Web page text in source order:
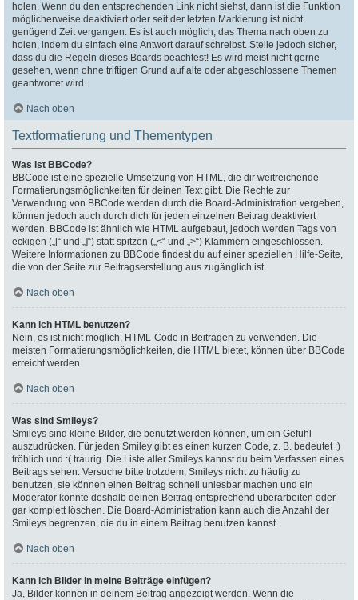
holen. Wenn du den entsprechenden Link nicht siehst, dann ist die Funktion
möglicherweise deaktiviert oder seit der letzten Markierung ist nicht
genügend Zeit vergangen. Es ist auch möglich, das Thema nach oben zu
holen, indem du einfach eine Antwort darauf schreibst. Stelle jedoch sicher,
dass du die Regeln dieses Boards beachtest! Es wird meist nicht gerne
gesehen, wenn ohne triftigen Grund auf alte oder abgeschlossene Themen
geantwortet wird.
Nach oben
Textformatierung und Thementypen
Was ist BBCode?
BBCode ist eine spezielle Umsetzung von HTML, die dir weitreichende
Formatierungsmöglichkeiten für deinen Text gibt. Die Rechte zur
Verwendung von BBCode werden durch die Board-Administration vergeben,
können jedoch auch durch dich für jeden einzelnen Beitrag deaktiviert
werden. BBCode ist ähnlich wie HTML aufgebaut, jedoch werden Tags von
eckigen („[“ und „]“) statt spitzen („<“ und „>“) Klammern eingeschlossen.
Weitere Informationen zu BBCode findest du auf einer speziellen Hilfe-Seite,
die von der Seite zur Beitragserstellung aus zugänglich ist.
Nach oben
Kann ich HTML benutzen?
Nein, es ist nicht möglich, HTML-Code in Beiträgen zu verwenden. Die
meisten Formatierungsmöglichkeiten, die HTML bietet, können über BBCode
erreicht werden.
Nach oben
Was sind Smileys?
Smileys sind kleine Bilder, die benutzt werden können, um ein Gefühl
auszudrücken. Für jeden Smiley gibt es einen kurzen Code, z. B. bedeutet :)
fröhlich und :( traurig. Die Liste aller Smileys kannst du beim Verfassen eines
Beitrags sehen. Versuche bitte trotzdem, Smileys nicht zu häufig zu
benutzen, sie können einen Beitrag schnell unlesbar machen und ein
Moderator könnte deshalb deinen Beitrag entsprechend überarbeiten oder
gar komplett löschen. Die Board-Administration kann auch die Anzahl der
Smileys begrenzen, die du in einem Beitrag benutzen kannst.
Nach oben
Kann ich Bilder in meine Beiträge einfügen?
Ja, Bilder können in deinem Beitrag angezeigt werden. Wenn die